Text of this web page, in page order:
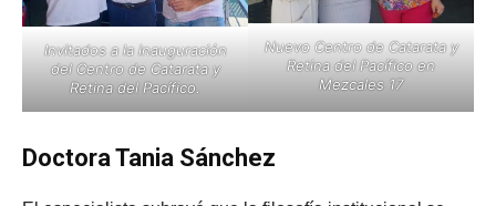
Invitados a la inauguración
del Centro de Catarata y
Retina del Pacífico.
Nuevo Centro de Catarata y
Retina del Pacífico en
Mezcales 17
Doctora Tania Sánchez